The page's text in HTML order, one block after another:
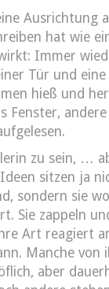
Ausrichtung
hat wie
Immer
Tür und
hieß und
Fenster,
zu sein, …
sitzen ja
sondern sie
Sie zappeln
Art reagiert
Manche von
aber